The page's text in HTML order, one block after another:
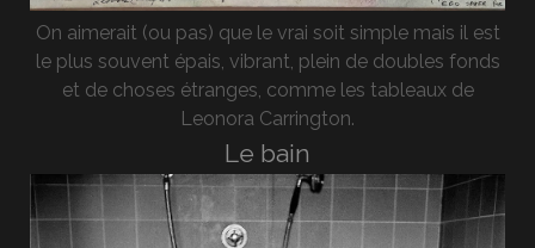
On aimerait (ou pas) que le vrai soit simple mais il est
le plus souvent épais, vibrant, plein de doubles fonds
et de choses étranges, comme les tableaux de
Leonora Carrington.
Le bain